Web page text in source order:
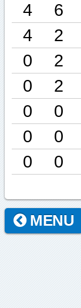
4
6
4
2
0
2
0
2
0
0
0
0
0
0
MENU